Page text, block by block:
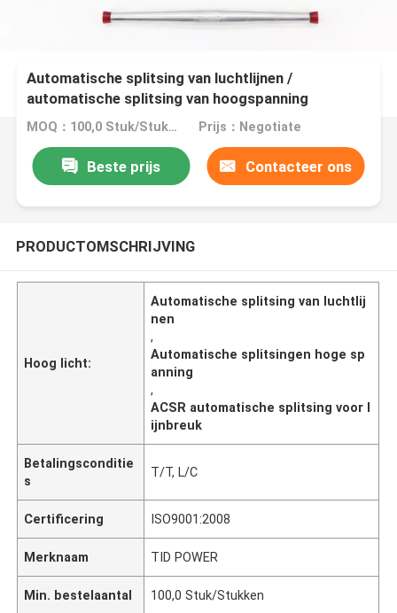
Automatische splitsing van luchtlijnen /
automatische splitsing van hoogspanning
MOQ：100,0 Stuk/Stukken Prijs：Negotiate
Beste prijs Contacteer ons
PRODUCTOMSCHRIJVING
Hoog licht:
Automatische splitsing van luchtlij
nen
,
Automatische splitsingen hoge sp
anning
,
ACSR automatische splitsing voor l
ijnbreuk
Betalingsconditie
s
T/T, L/C
Certificering ISO9001:2008
Merknaam TID POWER
Min. bestelaantal 100,0 Stuk/Stukken